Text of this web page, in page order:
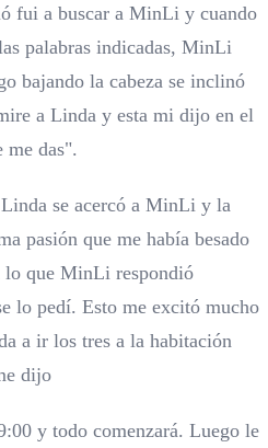
fui a buscar a MinLi y cuando
palabras indicadas, MinLi
bajando la cabeza se inclinó
a Linda y esta mi dijo en el
me das".
se acercó a MinLi y la
pasión que me había besado
lo que MinLi respondió
lo pedí. Esto me excitó mucho
a ir los tres a la habitación
dijo
y todo comenzará. Luego le